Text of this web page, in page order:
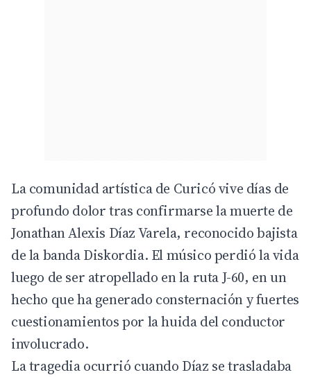
La comunidad artística de Curicó vive días de
profundo dolor tras confirmarse la muerte de
Jonathan Alexis Díaz Varela, reconocido bajista
de la banda Diskordia. El músico perdió la vida
luego de ser atropellado en la ruta J-60, en un
hecho que ha generado consternación y fuertes
cuestionamientos por la huida del conductor
involucrado.
La tragedia ocurrió cuando Díaz se trasladaba